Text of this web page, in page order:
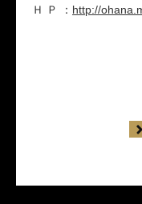
Ｈ Ｐ ： http://